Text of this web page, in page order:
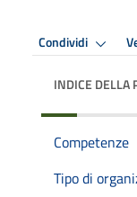
Condividi
INDICE DELLA
Competenze
Tipo di